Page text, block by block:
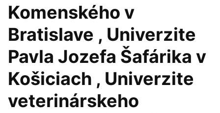
Komenského v
Bratislave , Univerzite
Pavla Jozefa Šafárika v
Košiciach , Univerzite
veterinárskeho